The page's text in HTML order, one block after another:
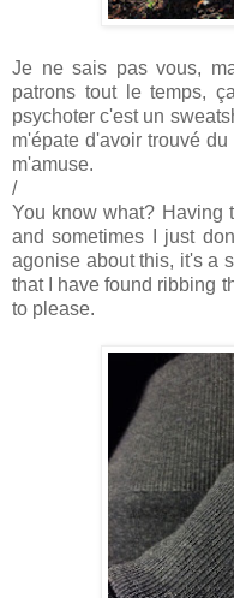
Je ne sais pas vous,
patrons tout le temps,
psychoter c'est un
m'épate d'avoir trouvé
m'amuse.
/
You know what? Having
and sometimes I just
agonise about this, it's a
that I have found ribbing
to please.